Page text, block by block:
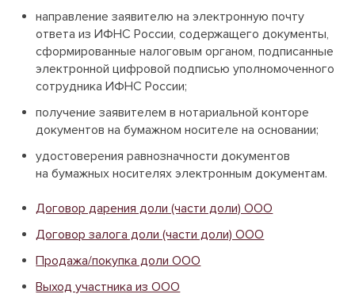
направление заявителю на электронную почту
ответа из ИФНС России, содержащего документы,
сформированные налоговым органом, подписанные
электронной цифровой подписью уполномоченного
сотрудника ИФНС России;
получение заявителем в нотариальной конторе
документов на бумажном носителе на основании;
удостоверения равнозначности документов
на бумажных носителях электронным документам.
Договор дарения доли (части доли) ООО
Договор залога доли (части доли) ООО
Продажа/покупка доли ООО
Выход участника из ООО